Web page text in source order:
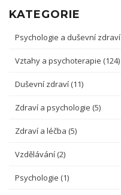
KATEGORIE
Psychologie a duševní zdraví
Vztahy a psychoterapie (124)
Duševní zdraví (11)
Zdraví a psychologie (5)
Zdraví a léčba (5)
Vzdělávání (2)
Psychologie (1)